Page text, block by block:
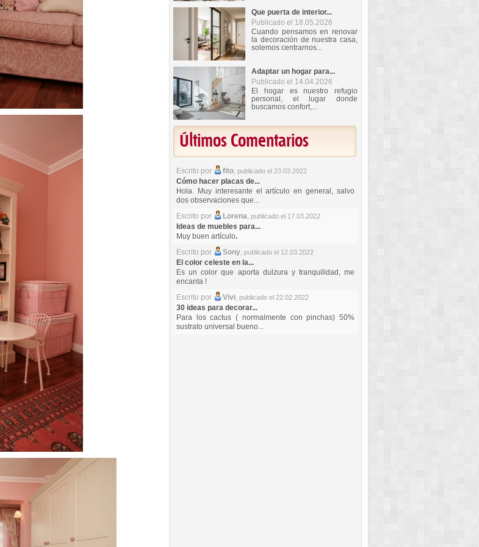
Que puerta de interior...
Publicado el 18.05.2026
Cuando pensamos en renovar
la decoración de nuestra casa,
solemos centrarnos...
Adaptar un hogar para...
Publicado el 14.04.2026
El hogar es nuestro refugio
personal, el lugar donde
buscamos confort,...
Últimos Comentarios
Escrito por fito, publicado el 23.03.2022
Cómo hacer placas de...
Hola. Muy interesante el artículo en general, salvo
dos observaciones que...
Escrito por
Lorena, publicado el 17.03.2022
Ideas de muebles para...
Muy buen artículo.
Escrito por
Sony, publicado el 12.03.2022
El color celeste en la...
Es un color que aporta dulzura y tranquilidad, me
encanta !
Escrito por
Vivi, publicado el 22.02.2022
30 ideas para decorar...
Para los cactus ( normalmente con pinchas) 50%
sustrato universal bueno...